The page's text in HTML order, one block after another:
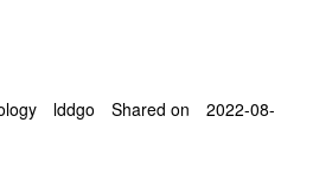
lddgo Shared on
2022-08-